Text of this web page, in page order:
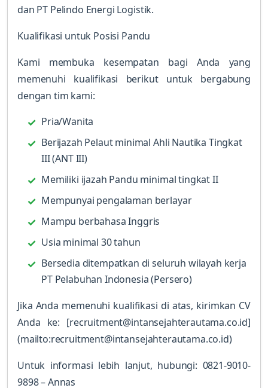
dan PT Pelindo Energi Logistik.
Kualifikasi untuk Posisi Pandu
Kami membuka kesempatan bagi Anda yang
memenuhi kualifikasi berikut untuk bergabung
dengan tim kami:
Pria/Wanita
Berijazah Pelaut minimal Ahli Nautika Tingkat
III (ANT III)
Memiliki ijazah Pandu minimal tingkat II
Mempunyai pengalaman berlayar
Mampu berbahasa Inggris
Usia minimal 30 tahun
Bersedia ditempatkan di seluruh wilayah kerja
PT Pelabuhan Indonesia (Persero)
Jika Anda memenuhi kualifikasi di atas, kirimkan CV
Anda ke: [recruitment@intansejahterautama.co.id]
(mailto:recruitment@intansejahterautama.co.id)
Untuk informasi lebih lanjut, hubungi: 0821-9010-
9898 – Annas